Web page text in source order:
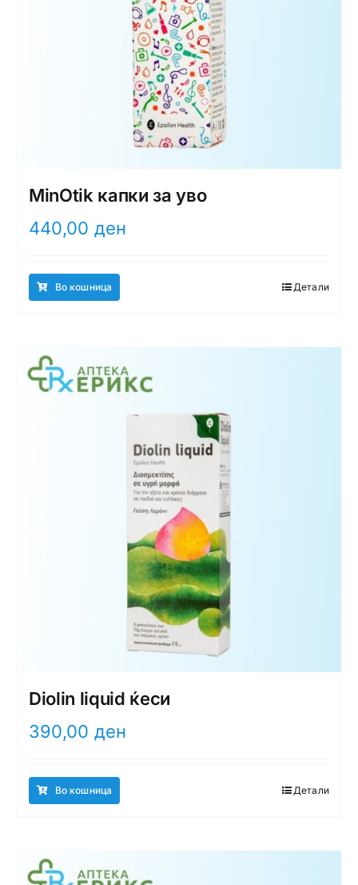
MinOtik капки за уво
440,00 ден
Во кошница Детали
Diolin liquid ќеси
390,00 ден
Во кошница Детали